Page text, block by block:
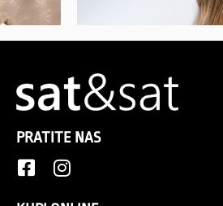
PRATITE NAS